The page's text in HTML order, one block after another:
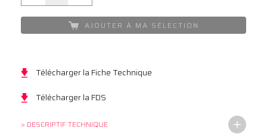
AJOUTER À MA SÉLECTION
Télécharger la Fiche Technique
Télécharger la FDS
> DESCRIPTIF TECHNIQUE